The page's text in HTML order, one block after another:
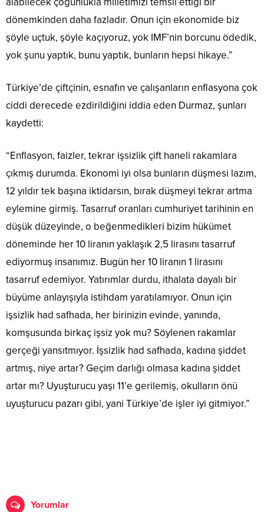
dönemkinden daha fazladır. Onun için ekonomide biz
şöyle uçtuk, şöyle kaçıyoruz, yok IMF’nin borcunu ödedik,
yok şunu yaptık, bunu yaptık, bunların hepsi hikaye.”
Türkiye’de çiftçinin, esnafın ve çalışanların enflasyona çok
ciddi derecede ezdirildiğini iddia eden Durmaz, şunları
kaydetti:
“Enflasyon, faizler, tekrar işsizlik çift haneli rakamlara
çıkmış durumda. Ekonomi iyi olsa bunların düşmesi lazım,
12 yıldır tek başına iktidarsın, bırak düşmeyi tekrar artma
eylemine girmiş. Tasarruf oranları cumhuriyet tarihinin en
düşük düzeyinde, o beğenmedikleri bizim hükümet
döneminde her 10 liranın yaklaşık 2,5 lirasını tasarruf
ediyormuş insanımız. Bugün her 10 liranın 1 lirasını
tasarruf edemiyor. Yatırımlar durdu, ithalata dayalı bir
büyüme anlayışıyla istihdam yaratılamıyor. Onun için
işsizlik had safhada, her birinizin evinde, yanında,
komşusunda birkaç işsiz yok mu? Söylenen rakamlar
gerçeği yansıtmıyor. İşsizlik had safhada, kadına şiddet
artmış, niye artar? Geçim darlığı olmasa kadına şiddet
artar mı? Uyuşturucu yaşı 11’e gerilemiş, okulların önü
uyuşturucu pazarı gibi, yani Türkiye’de işler iyi gitmiyor.”
Yorumlar